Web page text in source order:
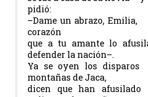
pidió:
–Dame un abrazo,
corazón
que a tu amante lo
defender la nación–.
Ya se oyen los
montañas de Jaca,
dicen que han